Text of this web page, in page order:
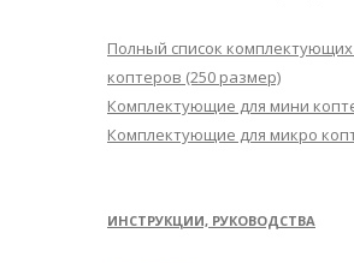
:Полный список комплектующих
коптеров (250 размер)
Комплектующие для мини
Комплектующие для микро
ИНСТРУКЦИИ, РУКОВОДСТВА